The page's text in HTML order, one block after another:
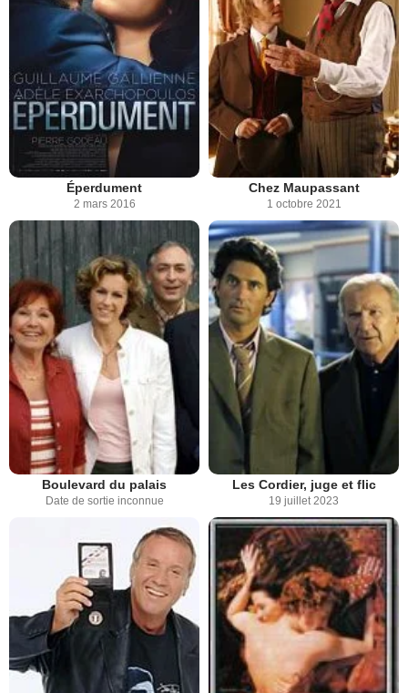
Éperdument
2 mars 2016
Chez Maupassant
1 octobre 2021
Boulevard du palais
Date de sortie inconnue
Les Cordier, juge et flic
19 juillet 2023